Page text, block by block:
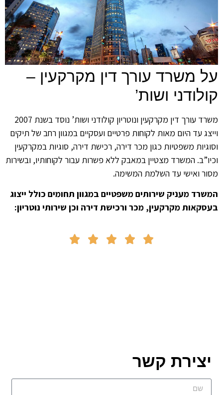
משרד עורך דין מקרקעין –
ושות’
משרד עורך דין מקרקעין ונוטריון קולודני ושות’ נוסד בשנת 2007
עד היום מאות לקוחות פרטיים ועסקיים במגוון רחב של תיקים
משפטיות כגון מכר דירה, רכישת דירה, סוגיות במקרקעין
המשרד מצטיין במאבק ללא פשרות עבור לקוחותיו, ובשירות
ואישי עד השלמת המשימה.
מעניק שירותים משפטיים במגוון תחומים כולל ייצוג
מקרקעין, מכר ורכישת דירה וכן שירותי נוטריון:




קשר